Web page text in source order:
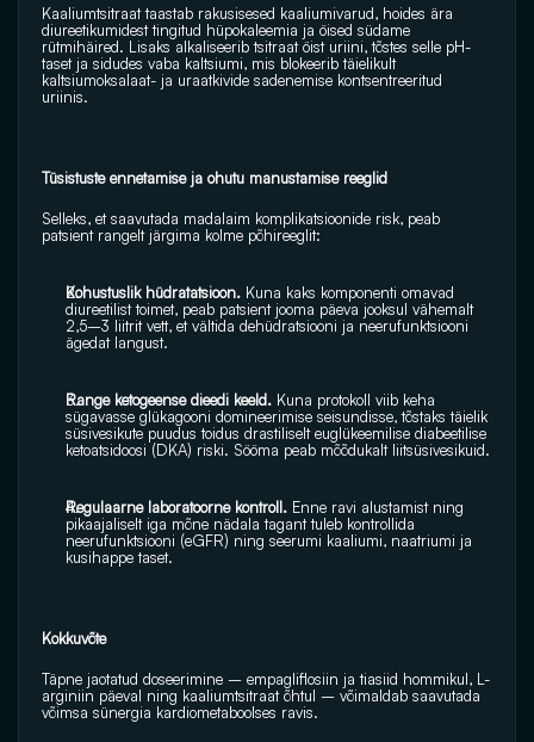
Kaaliumtsitraat taastab rakusisesed kaaliumivarud, hoides ära
diureetikumidest tingitud hüpokaleemia ja öised südame
rütmihäired. Lisaks alkaliseerib tsitraat öist uriini, tõstes selle pH-
taset ja sidudes vaba kaltsiumi, mis blokeerib täielikult
kaltsiumoksalaat- ja uraatkivide sadenemise kontsentreeritud
uriinis.
Tüsistuste ennetamise ja ohutu manustamise reeglid
Selleks, et saavutada madalaim komplikatsioonide risk, peab
patsient rangelt järgima kolme põhireeglit:
Kohustuslik hüdratatsioon. Kuna kaks komponenti omavad
diureetilist toimet, peab patsient jooma päeva jooksul vähemalt
2,5–3 liitrit vett, et vältida dehüdratsiooni ja neerufunktsiooni
ägedat langust.
Range ketogeense dieedi keeld. Kuna protokoll viib keha
sügavasse glükagooni domineerimise seisundisse, tõstaks täielik
süsivesikute puudus toidus drastiliselt euglükeemilise diabeetilise
ketoatsidoosi (DKA) riski. Sööma peab mõõdukalt liitsüsivesikuid.
Regulaarne laboratoorne kontroll. Enne ravi alustamist ning
pikaajaliselt iga mõne nädala tagant tuleb kontrollida
neerufunktsiooni (eGFR) ning seerumi kaaliumi, naatriumi ja
kusihappe taset.
Kokkuvõte
Täpne jaotatud doseerimine – empagliflosiin ja tiasiid hommikul, L-
arginiin päeval ning kaaliumtsitraat õhtul – võimaldab saavutada
võimsa sünergia kardiometaboolses ravis.